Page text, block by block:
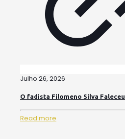
Julho 26, 2026
O fadista Filomeno Silva Faleceu
Read more